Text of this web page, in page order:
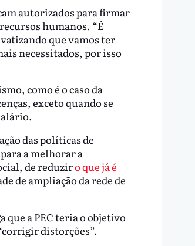
autorizados para firmar
humanos. “É
que vamos ter
necessitados, por isso
como é o caso da
exceto quando se
das políticas de
a melhorar a
de reduziro que já é
de ampliação da rede de
que a PEC teria o objetivo
distorções”.